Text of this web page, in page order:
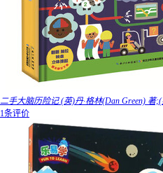
二手大脑历险记 (英)丹·格林(Dan Green) 著
1条评价